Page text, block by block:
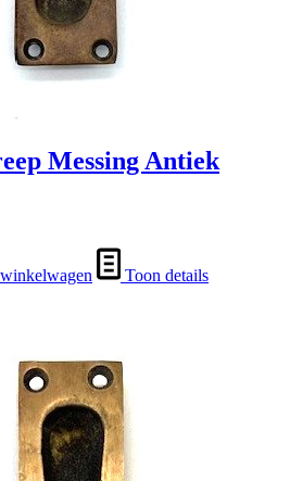
Messing Antiek
Toon details